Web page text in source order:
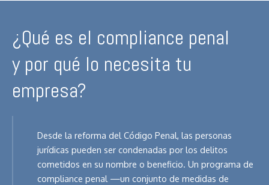
¿Qué es el compliance penal
y por qué lo necesita tu
empresa?
Desde la reforma del Código Penal, las personas
jurídicas pueden ser condenadas por los delitos
cometidos en su nombre o beneficio. Un programa de
compliance penal —un conjunto de medidas de